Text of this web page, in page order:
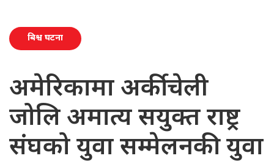
बिश्व घटना
अमेरिकामा अर्की चेली
जोलि अमात्य सयुक्त राष्ट्र
संघको युवा सम्मेलनकी युवा